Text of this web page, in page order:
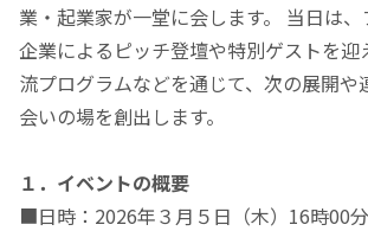
業・起業家が一堂に会します。 当日は
企業によるピッチ登壇や特別ゲストを迎
流プログラムなどを通じて、次の展開や
会いの場を創出します。
１．イベントの概要
■日時：2026年３月５日（木）16時00